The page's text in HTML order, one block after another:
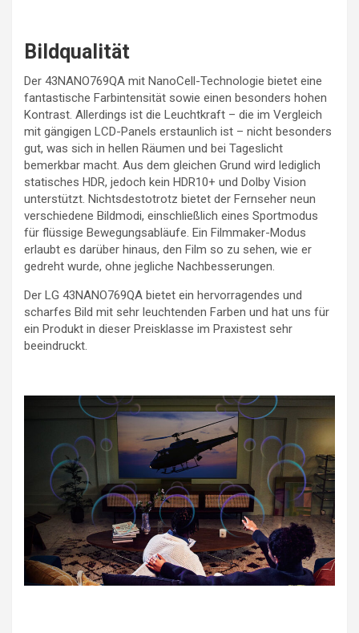
Bildqualität
Der 43NANO769QA mit NanoCell-Technologie bietet eine
fantastische Farbintensität sowie einen besonders hohen
Kontrast. Allerdings ist die Leuchtkraft – die im Vergleich
mit gängigen LCD-Panels erstaunlich ist – nicht besonders
gut, was sich in hellen Räumen und bei Tageslicht
bemerkbar macht. Aus dem gleichen Grund wird lediglich
statisches HDR, jedoch kein HDR10+ und Dolby Vision
unterstützt. Nichtsdestotrotz bietet der Fernseher neun
verschiedene Bildmodi, einschließlich eines Sportmodus
für flüssige Bewegungsabläufe. Ein Filmmaker-Modus
erlaubt es darüber hinaus, den Film so zu sehen, wie er
gedreht wurde, ohne jegliche Nachbesserungen.
Der LG 43NANO769QA bietet ein hervorragendes und
scharfes Bild mit sehr leuchtenden Farben und hat uns für
ein Produkt in dieser Preisklasse im Praxistest sehr
beeindruckt.